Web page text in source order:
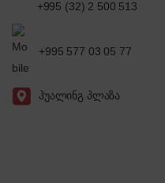
+995 (32) 2 500 513
+995 577 03 05 77
ჰუალინგ პლაზა